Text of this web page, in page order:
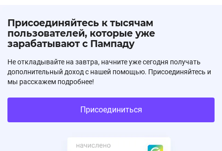
Присоединяйтесь к тысячам
пользователей, которые уже
зарабатывают с Пампаду
Не откладывайте на завтра, начните уже сегодня получать
дополнительный доход с нашей помощью. Присоединяйтесь и
мы расскажем подробнее!
Присоединиться